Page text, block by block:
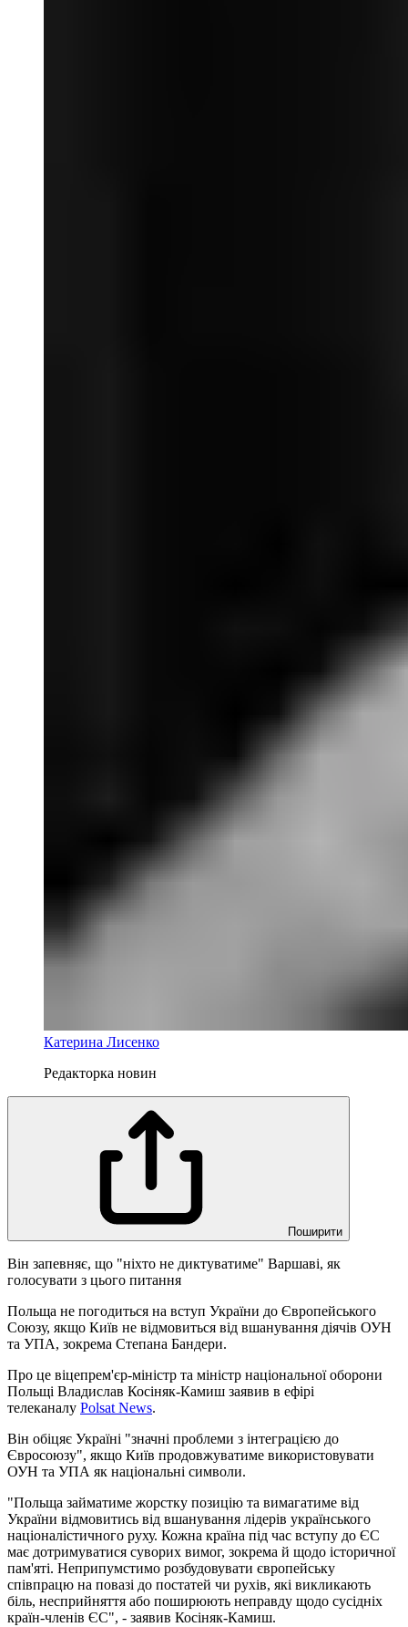
Катерина Лисенко
Редакторка новин
Поширити
Він запевняє, що "ніхто не диктуватиме" Варшаві, як
голосувати з цього питання
Польща не погодиться на вступ України до Європейського
Союзу, якщо Київ не відмовиться від вшанування діячів ОУН
та УПА, зокрема Степана Бандери.
Про це віцепрем'єр-міністр та міністр національної оборони
Польщі Владислав Косіняк-Камиш заявив в ефірі
телеканалу Polsat News.
Він обіцяє Україні "значні проблеми з інтеграцією до
Євросоюзу", якщо Київ продовжуватиме використовувати
ОУН та УПА як національні символи.
"Польща займатиме жорстку позицію та вимагатиме від
України відмовитись від вшанування лідерів українського
націоналістичного руху. Кожна країна під час вступу до ЄС
має дотримуватися суворих вимог, зокрема й щодо історичної
пам'яті. Неприпумстимо розбудовувати європейську
співпрацю на повазі до постатей чи рухів, які викликають
біль, несприйняття або поширюють неправду щодо сусідніх
країн-членів ЄС", - заявив Косіняк-Камиш.